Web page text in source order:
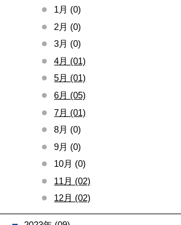
1月 (0)
2月 (0)
3月 (0)
4月 (01)
5月 (01)
6月 (05)
7月 (01)
8月 (0)
9月 (0)
10月 (0)
11月 (02)
12月 (02)